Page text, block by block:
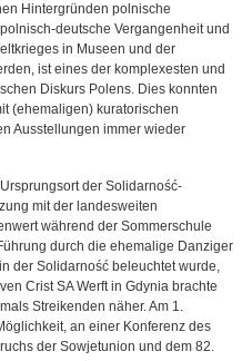
Hintergründen polnische
deutsche Vergangenheit und
in Museen und der
ist eines der komplexesten und
Diskurs Polens. Dies konnten
(ehemaligen) kuratorischen
Ausstellungen immer wieder
der Solidarność-
mit der landesweiten
während der Sommerschule
durch die ehemalige Danziger
der Solidarność beleuchtet wurde,
Crist SA Werft in Gdynia brachte
Streikenden näher. Am 1.
an einer Konferenz des
der Sowjetunion und dem 82.